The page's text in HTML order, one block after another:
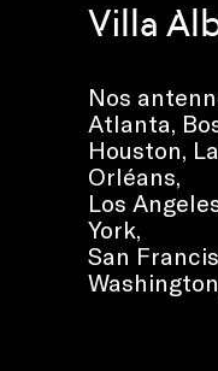
Villa
Nos
Atlanta,
Houston,
Orléans,
Los
York,
San